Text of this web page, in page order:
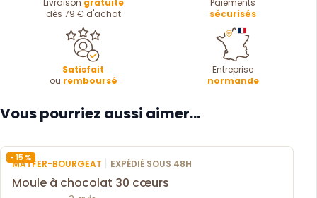
Livraison gratuite
dès 79 € d'achat
Paiements
sécurisés
Satisfait
ou remboursé
Entreprise
normande
Vous pourriez aussi aimer...
- 15 %
MATFER-BOURGEAT | EXPÉDIÉ SOUS 48H
Moule à chocolat 30 cœurs